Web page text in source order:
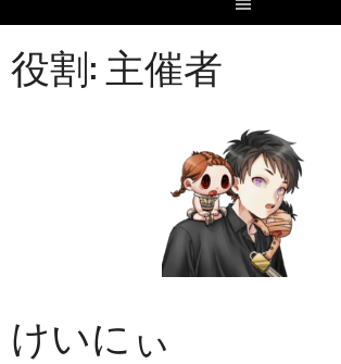
役割: 主催者
けいにぃ